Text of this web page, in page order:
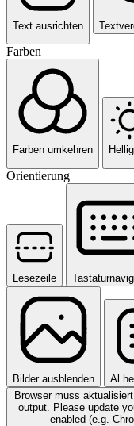
Text ausrichten
Farben
Farben umkehren
Orientierung
Lesezeile
Bilder ausblenden
Al
Browser muss
output. Please update
enabled (e.g.